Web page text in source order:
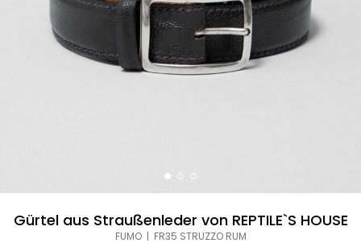
Gürtel aus Straußenleder von REPTILE`S HOUSE
FUMO | FR35 STRUZZO RUM